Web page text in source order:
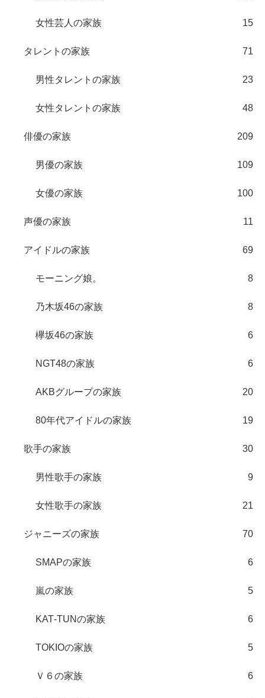
女性芸人の家族 15
タレントの家族 71
男性タレントの家族 23
女性タレントの家族 48
俳優の家族 209
男優の家族 109
女優の家族 100
声優の家族 11
アイドルの家族 69
モーニング娘。 8
乃木坂46の家族 8
欅坂46の家族 6
NGT48の家族 6
AKBグループの家族 20
80年代アイドルの家族 19
歌手の家族 30
男性歌手の家族 9
女性歌手の家族 21
ジャニーズの家族 70
SMAPの家族 6
嵐の家族 5
KAT‐TUNの家族 6
TOKIOの家族 5
Ｖ６の家族 6